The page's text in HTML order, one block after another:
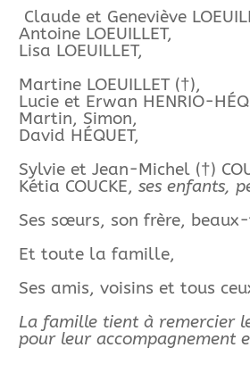
Claude et Geneviève
Antoine LOEUILLET,
Lisa LOEUILLET,
Martine LOEUILLET (†),
Lucie et Erwan HENRIO-
Martin, Simon,
David HÉQUET,
Sylvie et Jean-Michel (†)
Kétia COUCKE, ses enfants,
Ses sœurs, son frère,
Et toute la famille,
Ses amis, voisins et tous
La famille tient à remercier
pour leur accompagnement